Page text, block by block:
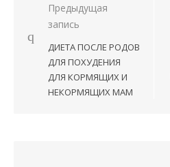
Навигация
по
записям
Предыдущая
запись
ДИЕТА ПОСЛЕ РОДОВ
ДЛЯ ПОХУДЕНИЯ
ДЛЯ КОРМЯЩИХ И
НЕКОРМЯЩИХ МАМ